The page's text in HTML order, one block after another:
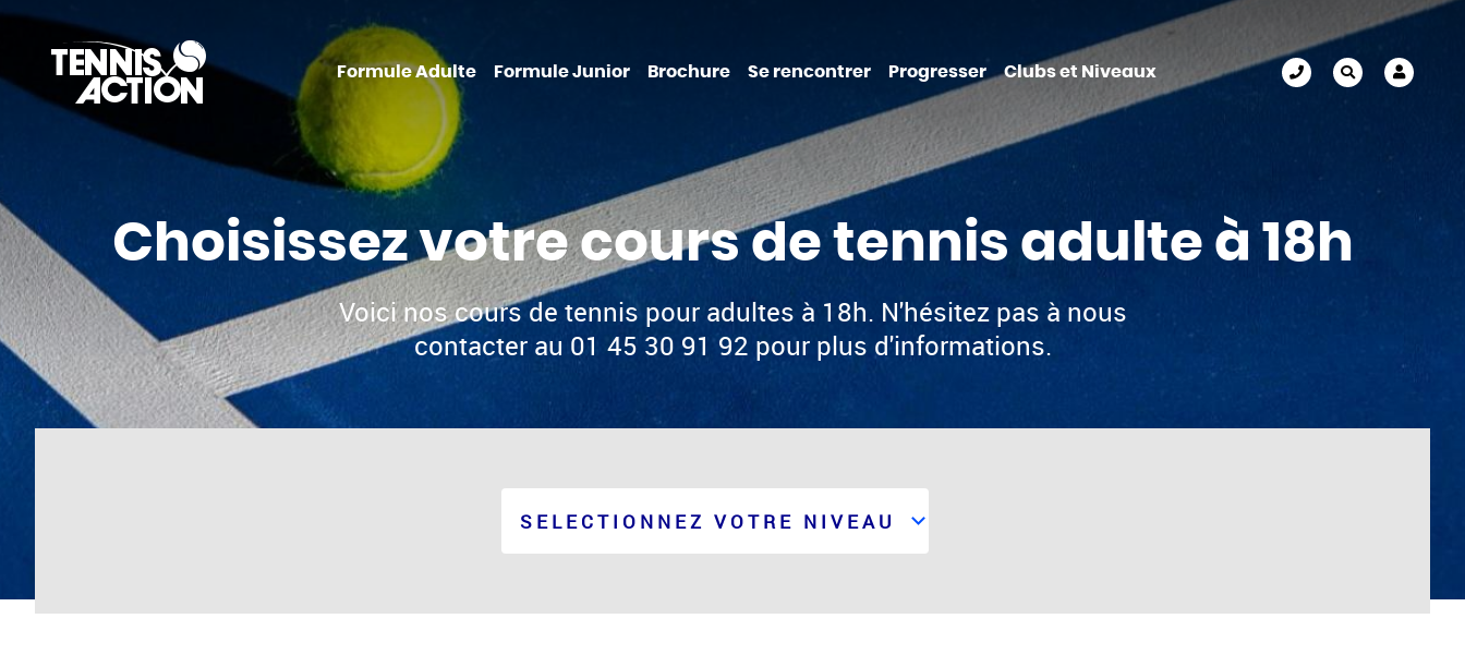
Formule Adulte Formule Junior Brochure Se rencontrer Progresser Clubs et Niveaux
Choisissez votre cours de tennis adulte à 18h
Voici nos cours de tennis pour adultes à 18h. N'hésitez pas à nous
contacter au 01 45 30 91 92 pour plus d'informations.